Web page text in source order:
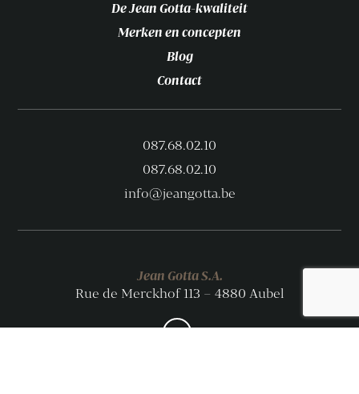
De Jean Gotta-kwaliteit
Merken en concepten
Blog
Contact
087.68.02.10
087.68.02.10
info@jeangotta.be
Jean Gotta S.A.
Rue de Merckhof 113 – 4880 Aubel